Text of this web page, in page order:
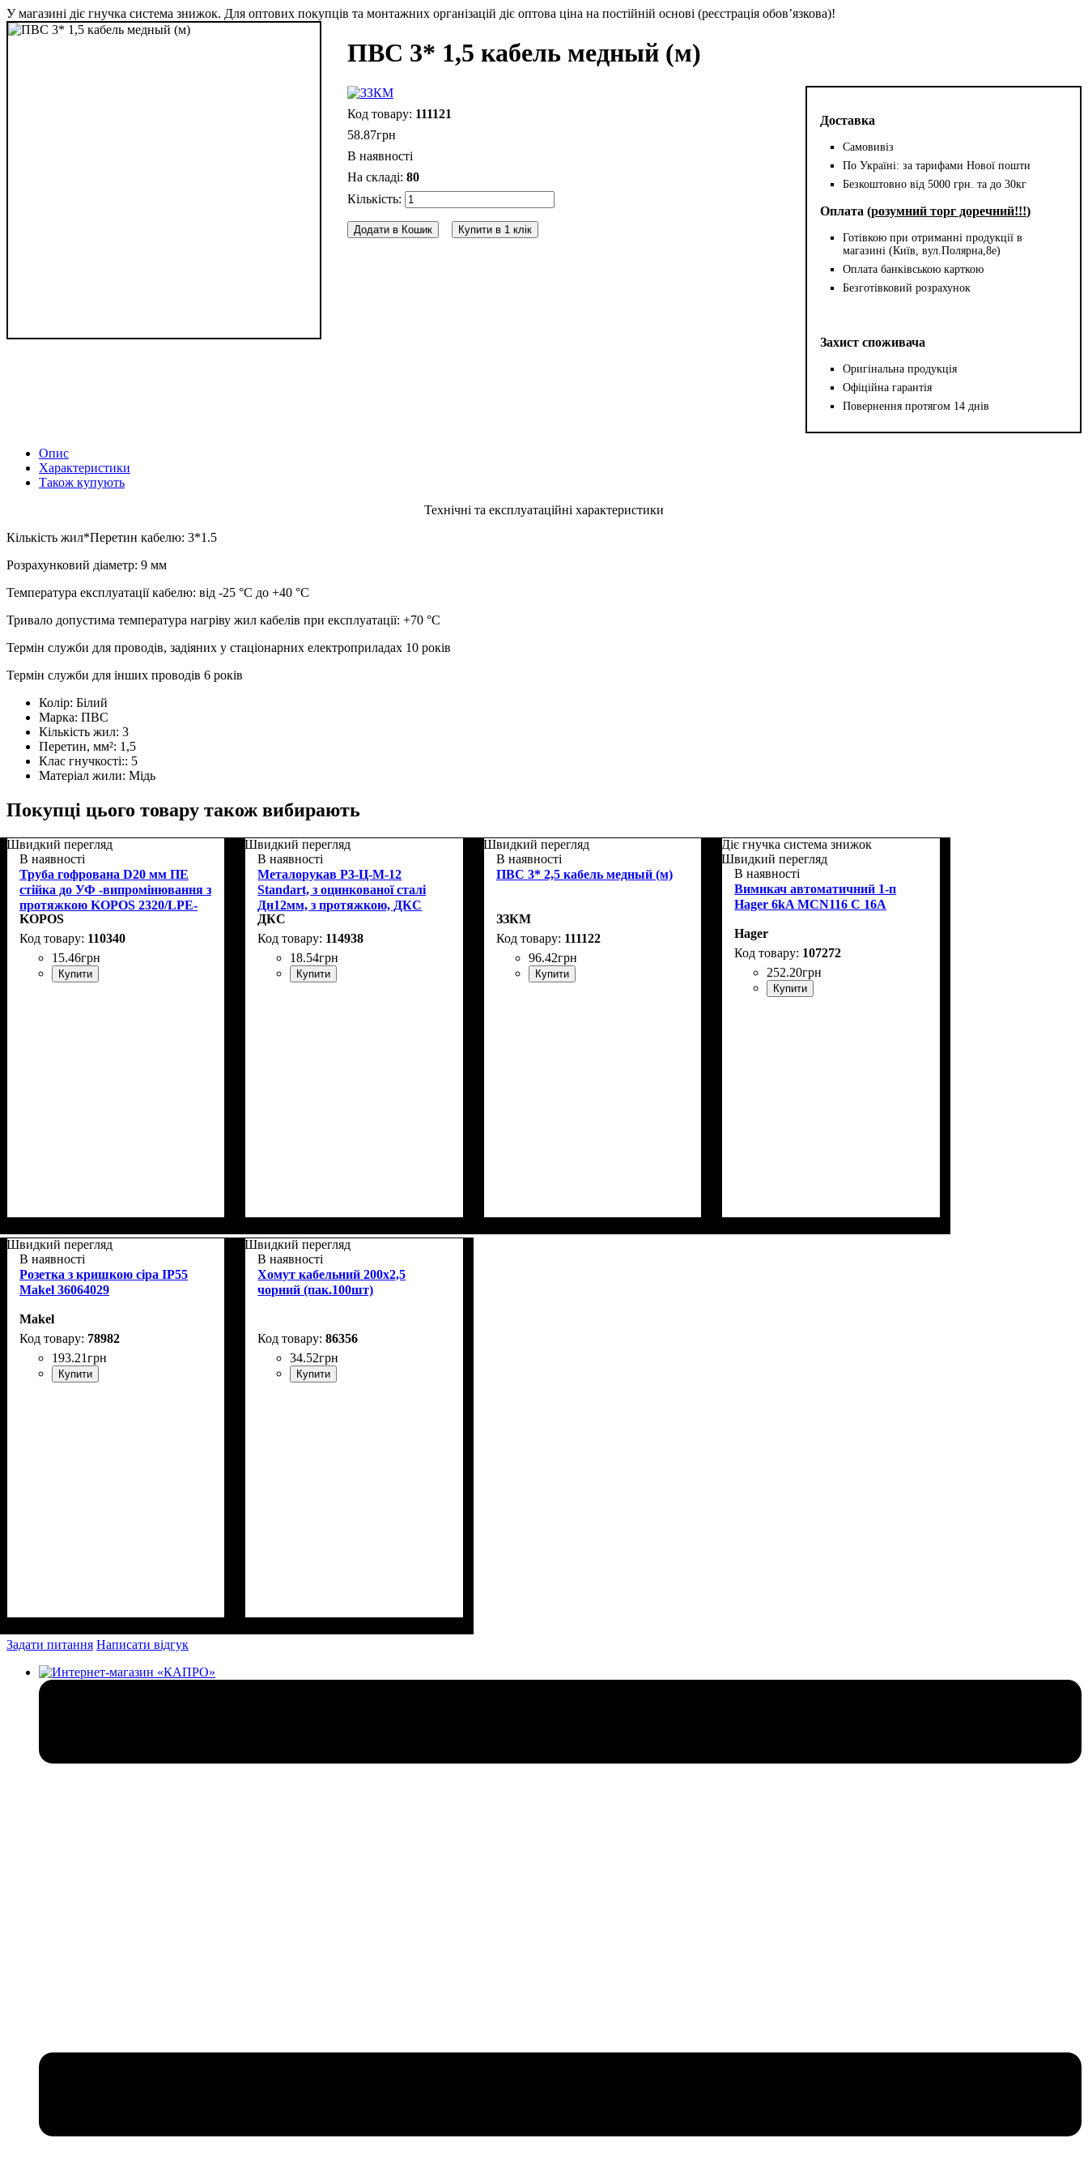
У магазині діє гнучка система знижок. Для оптових покупців та монтажних організацій діє оптова ціна на постійній основі (реєстрація обов’язкова)!
ПВС 3* 1,5 кабель медный (м)
Доставка
Самовивіз
По Україні: за тарифами Нової пошти
Безкоштовно від 5000 грн. та до 30кг
Оплата (розумний торг доречний!!!)
Готівкою при отриманні продукції в
магазині (Київ, вул.Полярна,8е)
Оплата банківською карткою
Безготівковий розрахунок
Захист споживача
Оригінальна продукція
Офіційна гарантія
Повернення протягом 14 днів
111121
58.87грн
В наявності
80
Додати в Кошик Купити в 1 клік
Опис
Характеристики
Також купують
Технічні та експлуатаційні характеристики
Кількість жил*Перетин кабелю: 3*1.5
Розрахунковий діаметр: 9 мм
Температура експлуатації кабелю: від -25 °С до +40 °С
Тривало допустима температура нагріву жил кабелів при експлуатації: +70 °С
Термін служби для проводів, задіяних у стаціонарних електроприладах 10 років
Термін служби для інших проводів 6 років
Колір: Білий
Марка: ПВС
Кількість жил: 3
Перетин, мм²: 1,5
Клас гнучкості:: 5
Матеріал жили: Мідь
Покупці цього товару також вибирають
Швидкий перегляд
В наявності
Труба гофрована D20 мм ПЕ
стійка до УФ -випромінювання з
протяжкою KOPOS 2320/LPE-
1_F50DU
KOPOS
110340
15.46грн
Купити
Швидкий перегляд
В наявності
Металорукав Р3-Ц-М-12
Standart, з оцинкованої сталі
Дн12мм, з протяжкою, ДКС
6191-5012
ДКС
114938
18.54грн
Купити
Швидкий перегляд
В наявності
ПВС 3* 2,5 кабель медный (м)
ЗЗКМ
111122
96.42грн
Купити
Діє гнучка система знижок
Швидкий перегляд
В наявності
Вимикач автоматичний 1-п
Hager 6kA MCN116 C 16A
Hager
107272
252.20грн
Купити
Швидкий перегляд
В наявності
Розетка з кришкою сіра IP55
Makel 36064029
Makel
78982
193.21грн
Купити
Швидкий перегляд
В наявності
Хомут кабельний 200x2,5
чорний (пак.100шт)
86356
34.52грн
Купити
Задати питання Написати відгук